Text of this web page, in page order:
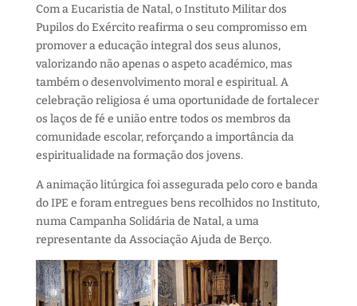
Com a Eucaristia de Natal, o Instituto Militar dos
Pupilos do Exército reafirma o seu compromisso em
promover a educação integral dos seus alunos,
valorizando não apenas o aspeto académico, mas
também o desenvolvimento moral e espiritual. A
celebração religiosa é uma oportunidade de fortalecer
os laços de fé e união entre todos os membros da
comunidade escolar, reforçando a importância da
espiritualidade na formação dos jovens.
A animação litúrgica foi assegurada pelo coro e banda
do IPE e foram entregues bens recolhidos no Instituto,
numa Campanha Solidária de Natal, a uma
representante da Associação Ajuda de Berço.